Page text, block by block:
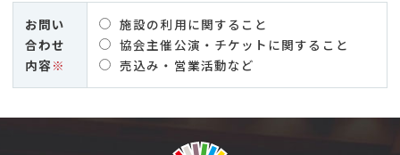
お問い
合わせ
内容 ※
施設の利用に関すること
協会主催公演・チケットに関すること
売込み・営業活動など